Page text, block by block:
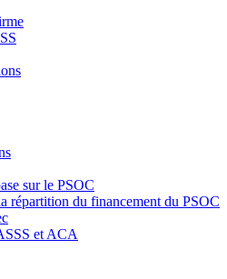
sur le PSOC
répartition du financement du PSOC
et ACA